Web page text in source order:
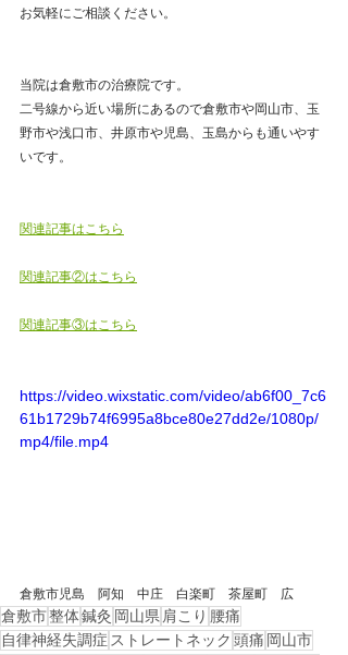
お気軽にご相談ください。
当院は倉敷市の治療院です。
二号線から近い場所にあるので倉敷市や岡山市、玉
野市や浅口市、井原市や児島、玉島からも通いやす
いです。
関連記事はこちら
関連記事②はこちら
関連記事③はこちら
https://video.wixstatic.com/video/ab6f00_7c6
61b1729b74f6995a8bce80e27dd2e/1080p/
mp4/file.mp4
倉敷市児島　阿知　中庄　白楽町　茶屋町　広
倉敷市整体鍼灸 岡山県肩こり 腰痛
自律神経失調症 ストレートネック 頭痛 岡山市